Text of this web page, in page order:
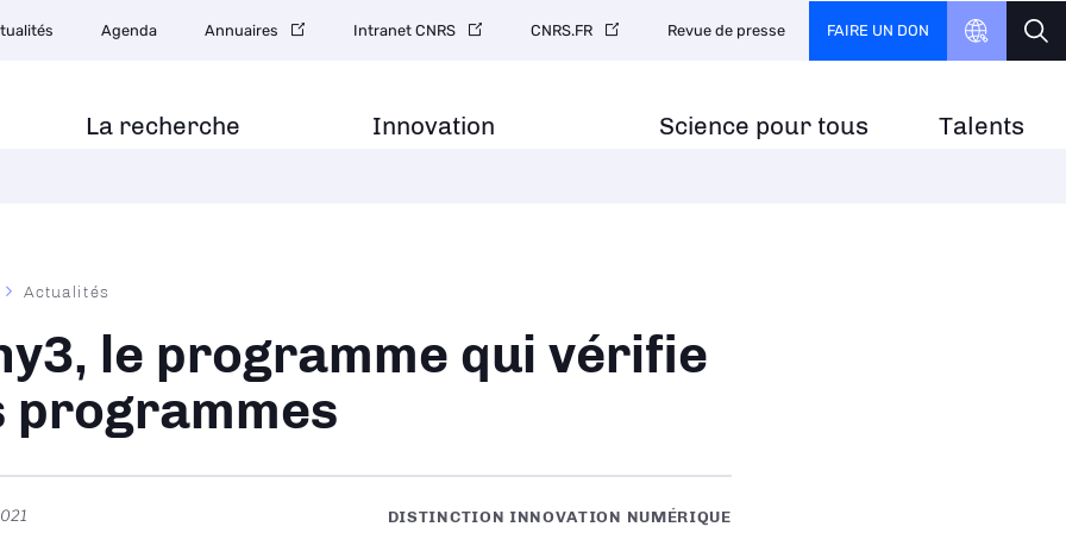
La recherche Innovation Science pour tous Talents
Agenda Annuaires Intranet CNRS CNRS.FR Revue de presse FAIRE UN DON
Actualités
le programme qui vérifie
programmes
DISTINCTION INNOVATION NUMÉRIQUE